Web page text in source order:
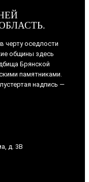
черту оседлости
общины здесь
Брянской
памятниками.
надпись —
д. 3В